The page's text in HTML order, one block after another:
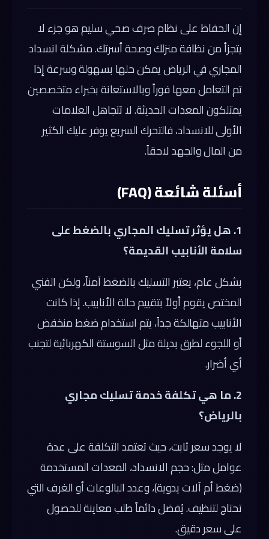
إن الحفاظ على نظام صرف صحي سليم هو جزء لا
يتجزأ من نظافة منزلك وصحة أسرتك. مشكلة انسداد
المجاري في الرياض يمكن حلها بسهولة وسرعة إذا
تم التعامل معها فوراً وبالاستعانة بخبراء متخصصين
يمتلكون المعدات الحديثة. لا تتجاهل العلامات
الأولى للانسداد، فالتحرك السريع يوفر عليك الكثير
من المال والجهد لاحقاً.
أسئلة شائعة (FAQ)
1. هل يؤثر تسليك المجاري بالضغط على
سلامة الأنابيب القديمة؟
بشكل عام، يعتبر التسليك بالضغط آمناً، ولكن الفني
المختص يقوم أولاً بتقييم حالة الأنابيب. إذا كانت
الأنابيب متهالكة جداً، يتم استخدام ضغط منخفض
أو اللجوء لطرق بديلة مثل السوستة الكهربائية لتجنب
أي أضرار.
2. ما هي تكلفة خدمة تسليك مجاري
بالرياض؟
لا يوجد سعر ثابت، حيث تعتمد التكلفة على عدة
عوامل مثل: حجم الانسداد، المعدات المستخدمة
(ضغط أم آلات يدوية)، وعدد البالوعات أو الغرف التي
تحتاج لتنظيف. يُفضل دائماً طلب معاينة للحصول
على سعر دقيق.